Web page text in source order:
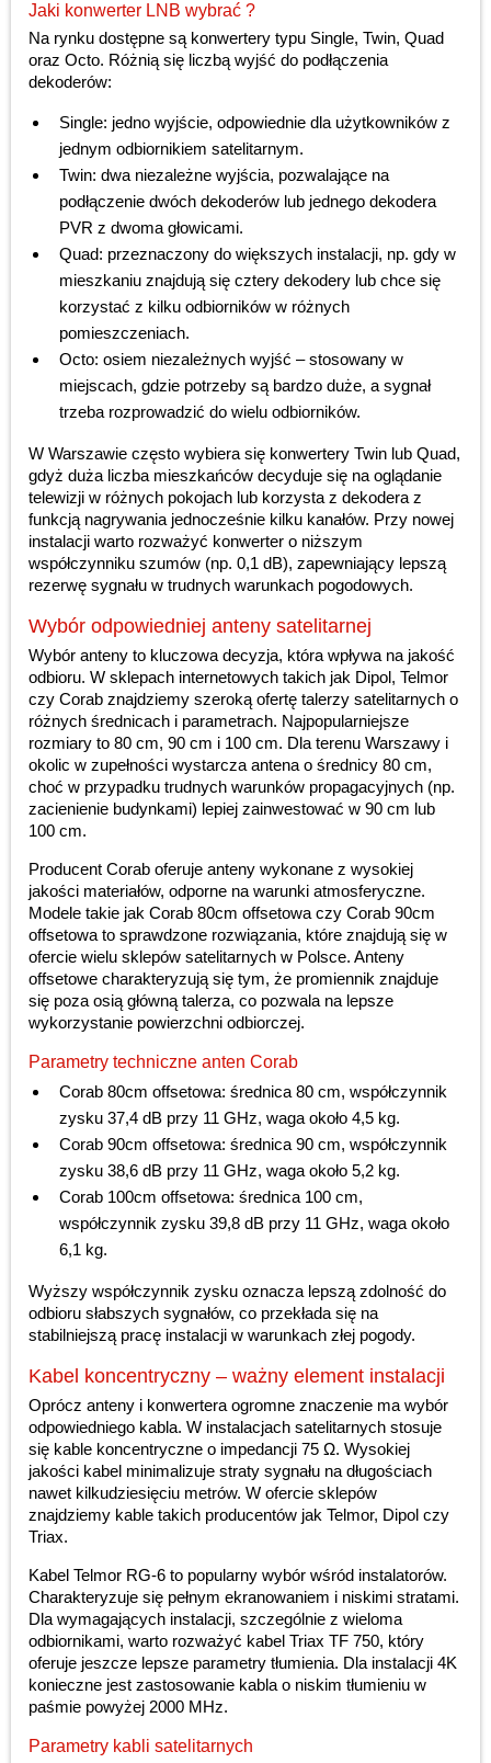
Jaki konwerter LNB wybrać ?
Na rynku dostępne są konwertery typu Single, Twin, Quad
oraz Octo. Różnią się liczbą wyjść do podłączenia
dekoderów:
Single: jedno wyjście, odpowiednie dla użytkowników z
jednym odbiornikiem satelitarnym.
Twin: dwa niezależne wyjścia, pozwalające na
podłączenie dwóch dekoderów lub jednego dekodera
PVR z dwoma głowicami.
Quad: przeznaczony do większych instalacji, np. gdy w
mieszkaniu znajdują się cztery dekodery lub chce się
korzystać z kilku odbiorników w różnych
pomieszczeniach.
Octo: osiem niezależnych wyjść – stosowany w
miejscach, gdzie potrzeby są bardzo duże, a sygnał
trzeba rozprowadzić do wielu odbiorników.
W Warszawie często wybiera się konwertery Twin lub Quad,
gdyż duża liczba mieszkańców decyduje się na oglądanie
telewizji w różnych pokojach lub korzysta z dekodera z
funkcją nagrywania jednocześnie kilku kanałów. Przy nowej
instalacji warto rozważyć konwerter o niższym
współczynniku szumów (np. 0,1 dB), zapewniający lepszą
rezerwę sygnału w trudnych warunkach pogodowych.
Wybór odpowiedniej anteny satelitarnej
Wybór anteny to kluczowa decyzja, która wpływa na jakość
odbioru. W sklepach internetowych takich jak Dipol, Telmor
czy Corab znajdziemy szeroką ofertę talerzy satelitarnych o
różnych średnicach i parametrach. Najpopularniejsze
rozmiary to 80 cm, 90 cm i 100 cm. Dla terenu Warszawy i
okolic w zupełności wystarcza antena o średnicy 80 cm,
choć w przypadku trudnych warunków propagacyjnych (np.
zacienienie budynkami) lepiej zainwestować w 90 cm lub
100 cm.
Producent Corab oferuje anteny wykonane z wysokiej
jakości materiałów, odporne na warunki atmosferyczne.
Modele takie jak Corab 80cm offsetowa czy Corab 90cm
offsetowa to sprawdzone rozwiązania, które znajdują się w
ofercie wielu sklepów satelitarnych w Polsce. Anteny
offsetowe charakteryzują się tym, że promiennik znajduje
się poza osią główną talerza, co pozwala na lepsze
wykorzystanie powierzchni odbiorczej.
Parametry techniczne anten Corab
Corab 80cm offsetowa: średnica 80 cm, współczynnik
zysku 37,4 dB przy 11 GHz, waga około 4,5 kg.
Corab 90cm offsetowa: średnica 90 cm, współczynnik
zysku 38,6 dB przy 11 GHz, waga około 5,2 kg.
Corab 100cm offsetowa: średnica 100 cm,
współczynnik zysku 39,8 dB przy 11 GHz, waga około
6,1 kg.
Wyższy współczynnik zysku oznacza lepszą zdolność do
odbioru słabszych sygnałów, co przekłada się na
stabilniejszą pracę instalacji w warunkach złej pogody.
Kabel koncentryczny – ważny element instalacji
Oprócz anteny i konwertera ogromne znaczenie ma wybór
odpowiedniego kabla. W instalacjach satelitarnych stosuje
się kable koncentryczne o impedancji 75 Ω. Wysokiej
jakości kabel minimalizuje straty sygnału na długościach
nawet kilkudziesięciu metrów. W ofercie sklepów
znajdziemy kable takich producentów jak Telmor, Dipol czy
Triax.
Kabel Telmor RG-6 to popularny wybór wśród instalatorów.
Charakteryzuje się pełnym ekranowaniem i niskimi stratami.
Dla wymagających instalacji, szczególnie z wieloma
odbiornikami, warto rozważyć kabel Triax TF 750, który
oferuje jeszcze lepsze parametry tłumienia. Dla instalacji 4K
konieczne jest zastosowanie kabla o niskim tłumieniu w
paśmie powyżej 2000 MHz.
Parametry kabli satelitarnych